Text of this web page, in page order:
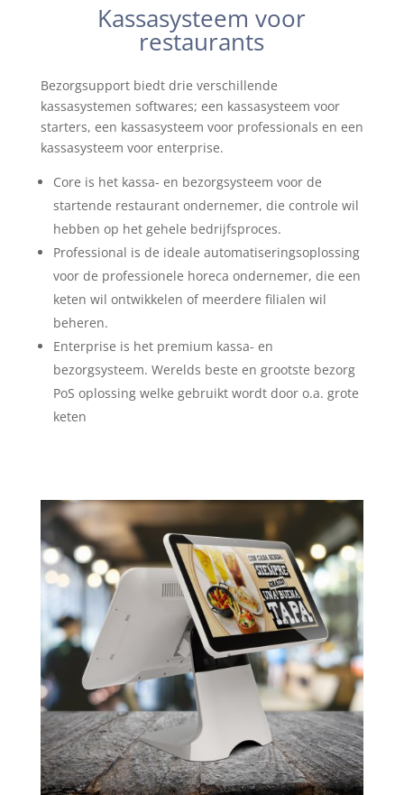
Kassasysteem voor
restaurants
Bezorgsupport biedt drie verschillende
kassasystemen softwares; een kassasysteem voor
starters, een kassasysteem voor professionals en een
kassasysteem voor enterprise.
Core is het kassa- en bezorgsysteem voor de
startende restaurant ondernemer, die controle wil
hebben op het gehele bedrijfsproces.
Professional is de ideale automatiseringsoplossing
voor de professionele horeca ondernemer, die een
keten wil ontwikkelen of meerdere filialen wil
beheren.
Enterprise is het premium kassa- en
bezorgsysteem. Werelds beste en grootste bezorg
PoS oplossing welke gebruikt wordt door o.a. grote
keten